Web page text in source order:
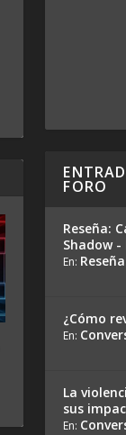
FORO
Reseña:
Shadow
En:
¿Cómo
En:
La
sus
En: